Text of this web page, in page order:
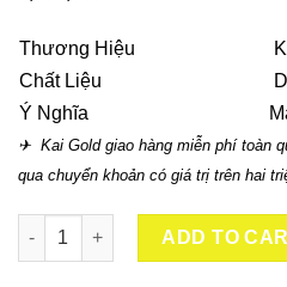
Thương Hiệu
Chất Liệu
Ý Nghĩa
✈ Kai Gold giao hàng miễn phí toàn
qua chuyển khoản có giá trị trên hai
Tượng Thần Tài Dát Vàng 24K
ADD TO